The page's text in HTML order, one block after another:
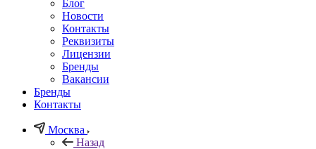
Блог
Новости
Контакты
Реквизиты
Лицензии
Бренды
Вакансии
Бренды
Контакты
Москва
Назад